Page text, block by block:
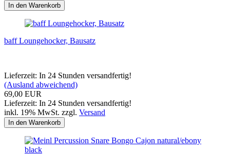
In den Warenkorb
baff Loungehocker, Bausatz
Lieferzeit: In 24 Stunden versandfertig!
(Ausland abweichend)
69,00 EUR
Lieferzeit: In 24 Stunden versandfertig!
inkl. 19% MwSt. zzgl. Versand
In den Warenkorb